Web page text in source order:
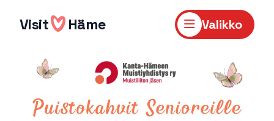
sisältöön
Visit Häme Valikko